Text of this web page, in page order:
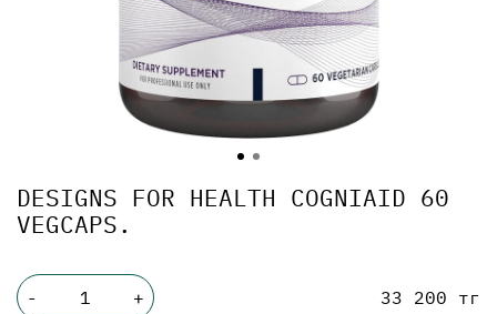
DESIGNS FOR HEALTH COGNIAID 60
VEGCAPS.
- + 33 200 тг